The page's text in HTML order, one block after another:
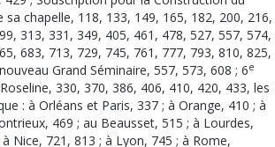
sa chapelle, 118, 133, 149, 165, 182, 200, 216,
313, 331, 349, 405, 461, 478, 527, 557, 574,
683, 713, 729, 745, 761, 777, 793, 810, 825,
Grand Séminaire, 557, 573, 608 ; 6e
330, 370, 386, 406, 410, 420, 433, les
: à Orléans et Paris, 337 ; à Orange, 410 ; à
469 ; au Beausset, 515 ; à Lourdes,
Nice, 721, 813 ; à Lyon, 745 ; à Rome,